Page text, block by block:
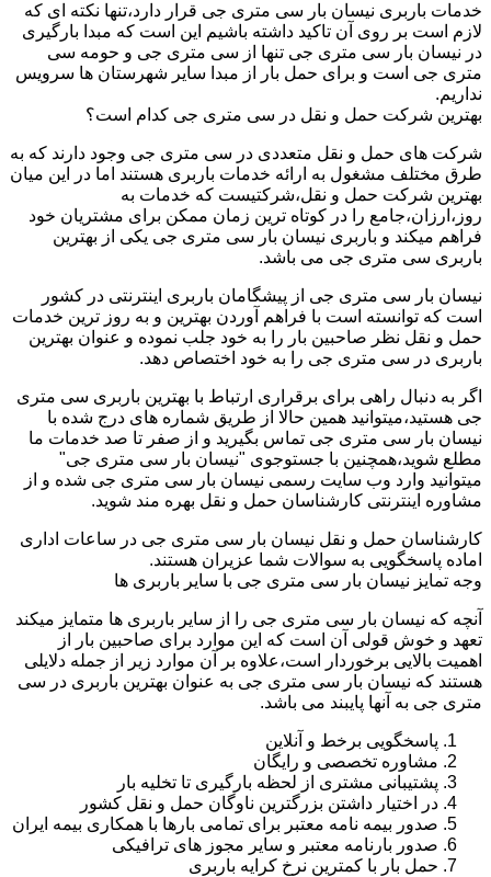
خدمات باربری نیسان بار سی متری جی قرار دارد،تنها نکته ای که
لازم است بر روی آن تاکید داشته باشیم این است که مبدا بارگیری
در نیسان بار سی متری جی تنها از سی متری جی و حومه سی
متری جی است و برای حمل بار از مبدا سایر شهرستان ها سرویس
نداریم.
بهترین شرکت حمل و نقل در سی متری جی کدام است؟
شرکت های حمل و نقل متعددی در سی متری جی وجود دارند که به
طرق مختلف مشغول به ارائه خدمات باربری هستند اما در این میان
بهترین شرکت حمل و نقل،شرکتیست که خدمات به
روز،ارزان،جامع را در کوتاه ترین زمان ممکن برای مشتریان خود
فراهم میکند و باربری نیسان بار سی متری جی یکی از بهترین
باربری سی متری جی می باشد.
نیسان بار سی متری جی از پیشگامان باربری اینترنتی در کشور
است که توانسته است با فراهم آوردن بهترین و به روز ترین خدمات
حمل و نقل نظر صاحبین بار را به خود جلب نموده و عنوان بهترین
باربری در سی متری جی را به خود اختصاص دهد.
اگر به دنبال راهی برای برقراری ارتباط با بهترین باربری سی متری
جی هستید،میتوانید همین حالا از طریق شماره های درج شده با
نیسان بار سی متری جی تماس بگیرید و از صفر تا صد خدمات ما
مطلع شوید،همچنین با جستوجوی "نیسان بار سی متری جی"
میتوانید وارد وب سایت رسمی نیسان بار سی متری جی شده و از
مشاوره اینترنتی کارشناسان حمل و نقل بهره مند شوید.
کارشناسان حمل و نقل نیسان بار سی متری جی در ساعات اداری
اماده پاسخگویی به سوالات شما عزیران هستند.
وجه تمایز نیسان بار سی متری جی با سایر باربری ها
آنچه که نیسان بار سی متری جی را از سایر باربری ها متمایز میکند
تعهد و خوش قولی آن است که این موارد برای صاحبین بار از
اهمیت بالایی برخوردار است،علاوه بر آن موارد زیر از جمله دلایلی
هستند که نیسان بار سی متری جی به عنوان بهترین باربری در سی
متری جی به آنها پایبند می باشد.
پاسخگویی برخط و آنلاین
مشاوره تخصصی و رایگان
پشتیبانی مشتری از لحظه بارگیری تا تخلیه بار
در اختیار داشتن بزرگترین ناوگان حمل و نقل کشور
صدور بیمه نامه معتبر برای تمامی بارها با همکاری بیمه ایران
صدور بارنامه معتبر و سایر مجوز های ترافیکی
حمل بار با کمترین نرخ کرایه باربری